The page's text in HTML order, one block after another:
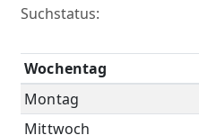
Suchstatus:
Wochentag
Montag
Mittwoch